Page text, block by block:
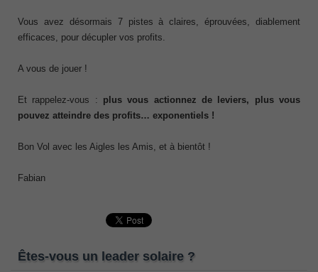
Vous avez désormais 7 pistes à claires, éprouvées, diablement
efficaces, pour décupler vos profits.
A vous de jouer !
Et rappelez-vous : plus vous actionnez de leviers, plus vous
pouvez atteindre des profits… exponentiels !
Bon Vol avec les Aigles les Amis, et à bientôt !
Fabian
Êtes-vous un leader solaire ?